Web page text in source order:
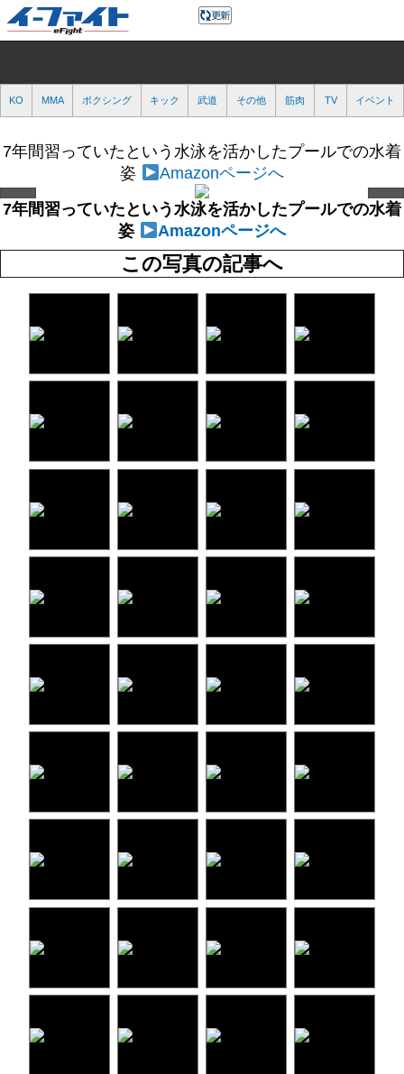
KO MMA ボクシング キック 武道 その他 筋肉 TV イベント
7年間習っていたという水泳を活かしたプールでの水着
姿
Amazonページへ
7年間習っていたという水泳を活かしたプールでの水着
姿
Amazonページへ
この写真の記事へ